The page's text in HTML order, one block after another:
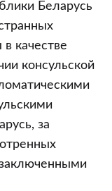
Беларусь
качестве
консульской
за